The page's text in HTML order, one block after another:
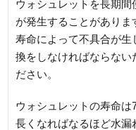
ウォシュレットを長期
が発生することがありま
寿命によって不具合が
換をしなければならない
ださい。
ウォシュレットの寿命
長くなればなるほど水漏